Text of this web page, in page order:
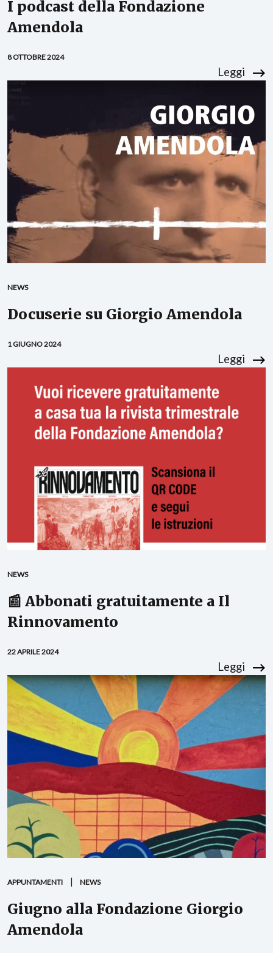
I podcast della Fondazione
Amendola
8 OTTOBRE 2024
Leggi
NEWS
Docuserie su Giorgio Amendola
1 GIUGNO 2024
Leggi
NEWS
📰 Abbonati gratuitamente a Il
Rinnovamento
22 APRILE 2024
Leggi
APPUNTAMENTI NEWS
Giugno alla Fondazione Giorgio
Amendola